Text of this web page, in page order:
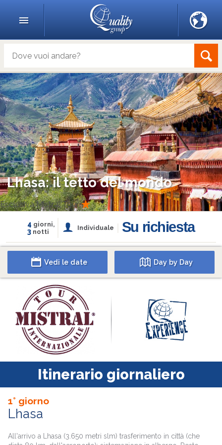
Lhasa: il tetto del mondo
Esclusiva Mistral Tour
4 giorni,
3notti
Individuale Su richiesta
Vedi le date Day by Day
Itinerario giornaliero
1° giorno
Lhasa
All'arrivo a Lhasa (3.650 metri slm) trasferimento in città (che